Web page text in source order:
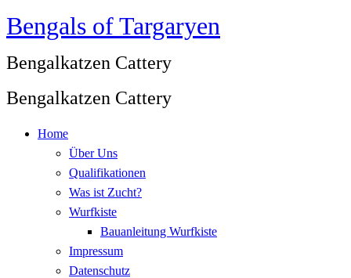
Zum
springen
Bengals of Targaryen
Bengalkatzen Cattery
Bengalkatzen Cattery
Home
Über Uns
Qualifikationen
Was ist Zucht?
Wurfkiste
Bauanleitung Wurfkiste
Impressum
Datenschutz